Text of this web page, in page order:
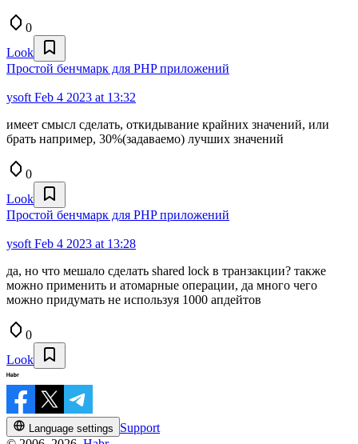
0
Look
Простой бенчмарк для PHP приложений
ysoft Feb 4 2023 at 13:32
имеет смысл сделать, откидывание крайних значений, или
брать например, 30%(задаваемо) лучших значений
0
Look
Простой бенчмарк для PHP приложений
ysoft Feb 4 2023 at 13:28
да, но что мешало сделать shared lock в транзакции? также
можно применить и атомарные операции, да много чего
можно придумать не используя 1000 апдейтов
0
Look
Language settings
Support